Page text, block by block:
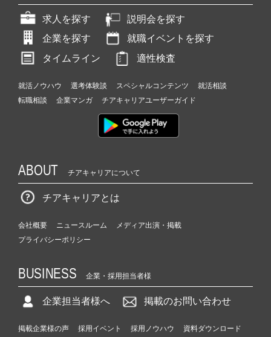
求人を探す
説明会を探す
企業を探す
就職イベントを探す
タイムライン
適性検査
就活ノウハウ 選考体験談 スペシャルコンテンツ
就活相談
転職相談
企業マンガ チアキャリアユーザーガイド
ABOUT チアキャリアについて
チアキャリアとは
会社概要 ニュースルーム
メディア出演・掲載
プライバシーポリシー
BUSINESS 企業・採用担当者様
企業担当者様へ 掲載のお問い合わせ
掲載企業様の声 採用イベント 採用ノウハウ 資料ダウンロード